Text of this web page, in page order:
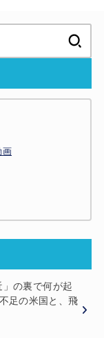
画
」の裏で何が起
足の米国と、飛